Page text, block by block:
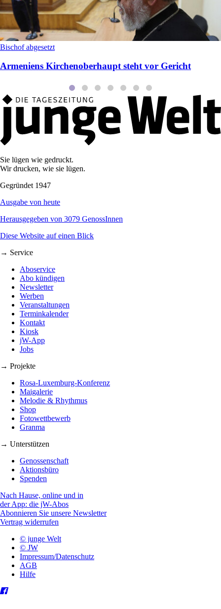
Bischof abgesetzt
Armeniens Kirchenoberhaupt steht vor Gericht
Sie lügen wie gedruckt.
Wir drucken, wie sie lügen.
Gegründet 1947
Ausgabe von heute
Herausgegeben von 3079 GenossInnen
Diese Website auf einen Blick
→ Service
Aboservice
Abo kündigen
Newsletter
Werben
Veranstaltungen
Terminkalender
Kontakt
Kiosk
jW-App
Jobs
→ Projekte
Rosa-Luxemburg-Konferenz
Maigalerie
Melodie & Rhythmus
Shop
Fotowettbewerb
Granma
→ Unterstützen
Genossenschaft
Aktionsbüro
Spenden
Nach Hause, online und in
der App: die jW-Abos
Abonnieren Sie unsere Newsletter
Vertrag widerrufen
© junge Welt
© JW
Impressum/Datenschutz
AGB
Hilfe